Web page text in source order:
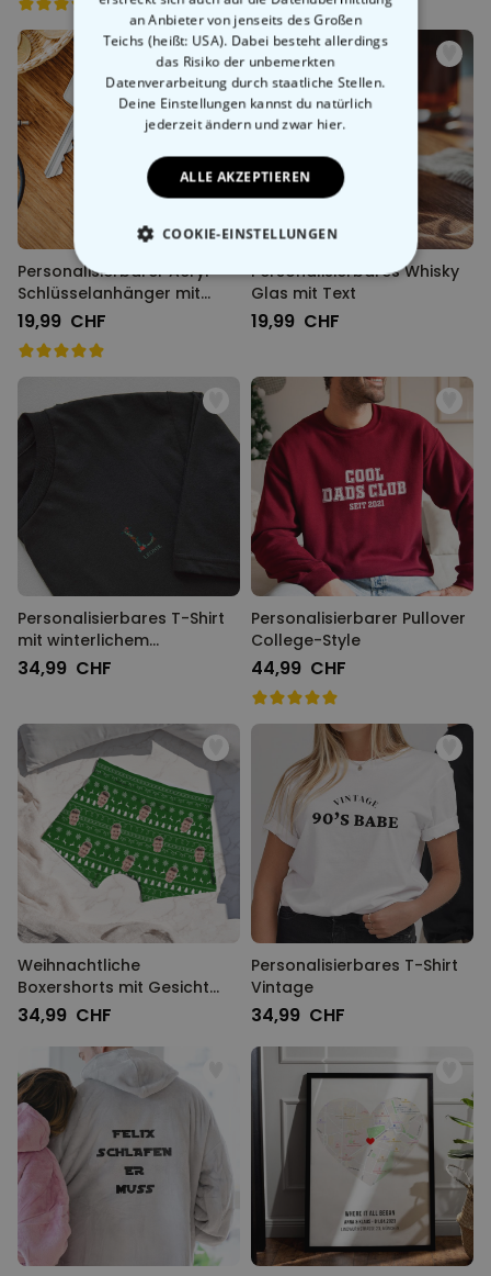
Personalisierbarer Acryl
Schlüsselanhänger mit
Heiligenschein und Gesicht
19,99 CHF
Personalisierbares Whisky
Glas mit Text
19,99 CHF
Personalisierbares T-Shirt
mit winterlichem
Monogramm
34,99 CHF
Personalisierbarer Pullover
College-Style
44,99 CHF
Weihnachtliche
Boxershorts mit Gesicht
und Muster
34,99 CHF
Personalisierbares T-Shirt
Vintage
34,99 CHF
an Anbieter von jenseits des Großen
Teichs (heißt: USA). Dabei besteht allerdings
das Risiko der unbemerkten
Datenverarbeitung durch staatliche Stellen.
Deine Einstellungen kannst du natürlich
jederzeit ändern und zwar hier.
ALLE AKZEPTIEREN
COOKIE-EINSTELLUNGEN
ESSENTIELL
SONSTIGE